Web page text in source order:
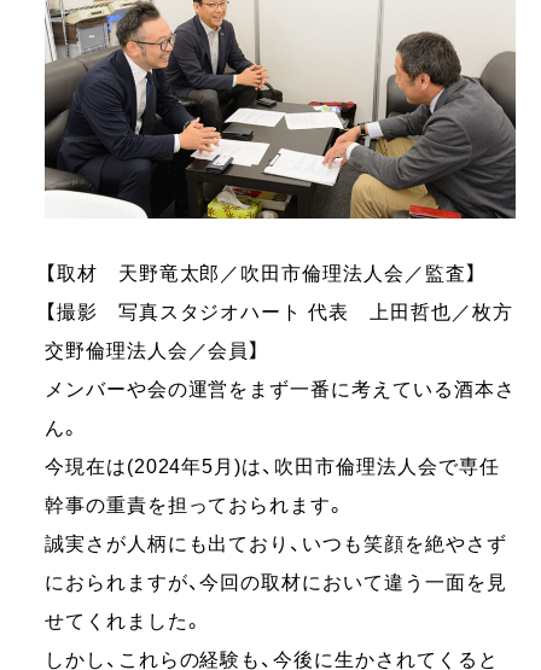
【取材 天野竜太郎／吹田市倫理法人会／監査】
【撮影 写真スタジオハート 代表 上田哲也／枚方
交野倫理法人会／会員】
メンバーや会の運営をまず一番に考えている酒本さ
ん。
今現在は(2024年5月)は、吹田市倫理法人会で専任
幹事の重責を担っておられます。
誠実さが人柄にも出ており、いつも笑顔を絶やさず
におられますが、今回の取材において違う一面を見
せてくれました。
しかし、これらの経験も、今後に生かされてくると